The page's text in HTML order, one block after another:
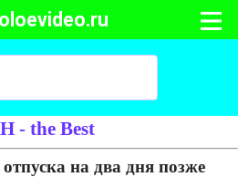
- the Best
на два дня позже